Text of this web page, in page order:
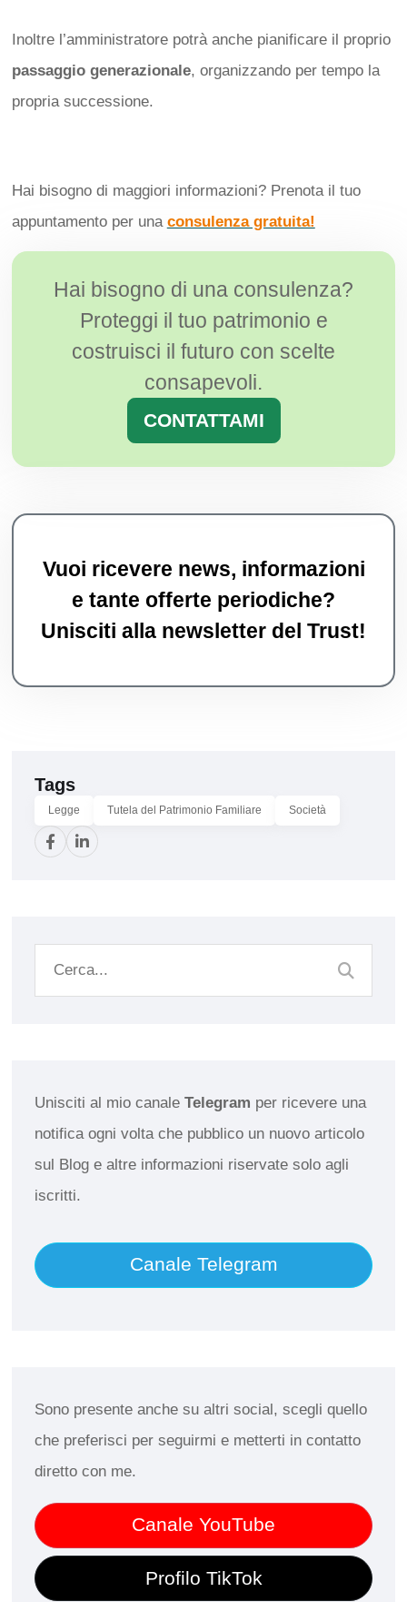
Inoltre l’amministratore potrà anche pianificare il proprio
passaggio generazionale, organizzando per tempo la
propria successione.
Hai bisogno di maggiori informazioni? Prenota il tuo
appuntamento per una consulenza gratuita!
Hai bisogno di una consulenza?
Proteggi il tuo patrimonio e
costruisci il futuro con scelte
consapevoli.
CONTATTAMI
Vuoi ricevere news, informazioni
e tante offerte periodiche?
Unisciti alla newsletter del Trust!
Tags
Legge Tutela del Patrimonio Familiare Società
Unisciti al mio canale Telegram per ricevere una
notifica ogni volta che pubblico un nuovo articolo
sul Blog e altre informazioni riservate solo agli
iscritti.
Canale Telegram
Sono presente anche su altri social, scegli quello
che preferisci per seguirmi e metterti in contatto
diretto con me.
Canale YouTube
Profilo TikTok